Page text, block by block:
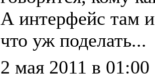
А интерфейс там
что уж поделать...
2 мая 2011 в 01:00